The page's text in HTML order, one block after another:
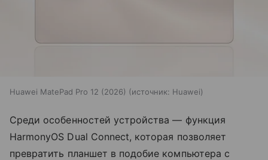
Huawei MatePad Pro 12 (2026) источник: Huawei
Среди особенностей устройства — функция
HarmonyOS Dual Connect, которая позволяет
превратить планшет в подобие компьютера с